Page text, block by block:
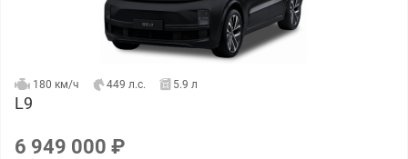
180 км/ч 449 л.с. 5.9 л
L9
6 949 000 ₽